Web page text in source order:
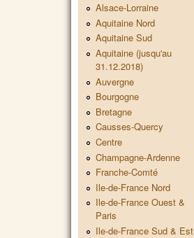
Alsace-Lorraine
Aquitaine Nord
Aquitaine Sud
Aquitaine (jusqu'au
31.12.2018)
Auvergne
Bourgogne
Bretagne
Causses-Quercy
Centre
Champagne-Ardenne
Franche-Comté
Ile-de-France Nord
Ile-de-France Ouest &
Paris
Ile-de-France Sud & Est